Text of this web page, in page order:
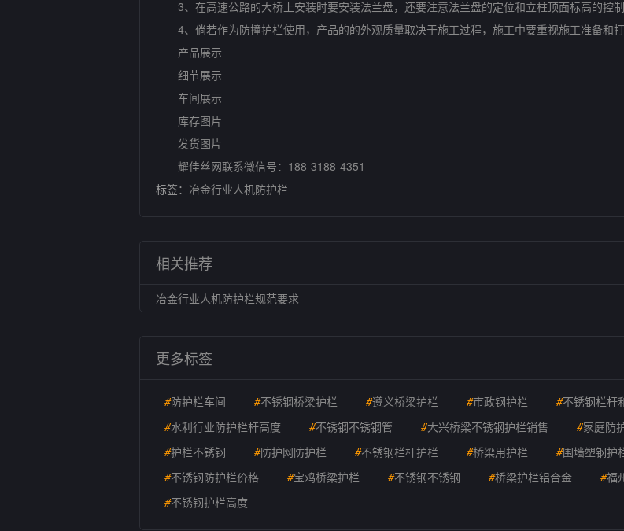
3、在高速公路的大桥上安装时要安装法兰盘，还要注意法兰盘的定位和立柱顶面标高的控制
4、倘若作为防撞护栏使用，产品的的外观质量取决于施工过程，施工中要重视施工准备和打
产品展示
细节展示
车间展示
库存图片
发货图片
耀佳丝网联系微信号：188-3188-4351
标签： 冶金行业人机防护栏
相关推荐
冶金行业人机防护栏规范要求
更多标签
#防护栏车间 #不锈钢桥梁护栏 #遵义桥梁护栏 #市政钢护栏 #不锈钢栏杆
#水利行业防护栏杆高度 #不锈钢不锈钢管 #大兴桥梁不锈钢护栏销售 #家庭防
#护栏不锈钢 #防护网防护栏 #不锈钢栏杆护栏 #桥梁用护栏 #围墙塑钢护
#不锈钢防护栏价格 #宝鸡桥梁护栏 #不锈钢不锈钢 #桥梁护栏铝合金 #福
#不锈钢护栏高度